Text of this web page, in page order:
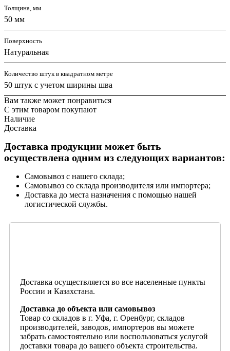
Толщина, мм
50 мм
Поверхность
Натуральная
Количество штук в квадратном метре
50 штук с учетом ширины шва
Вам также может понравиться
С этим товаром покупают
Наличие
Доставка
Доставка продукции может быть
осуществлена одним из следующих вариантов:
Самовывоз с нашего склада;
Самовывоз со склада производителя или импортера;
Доставка до места назначения с помощью нашей
логистической службы.
Доставка осуществляется во все населенные пункты
России и Казахстана.
Доставка до объекта или самовывоз
Товар со складов в г. Уфа, г. Оренбург, складов
производителей, заводов, импортеров вы можете
забрать самостоятельно или воспользоваться услугой
доставки товара до вашего объекта строительства.